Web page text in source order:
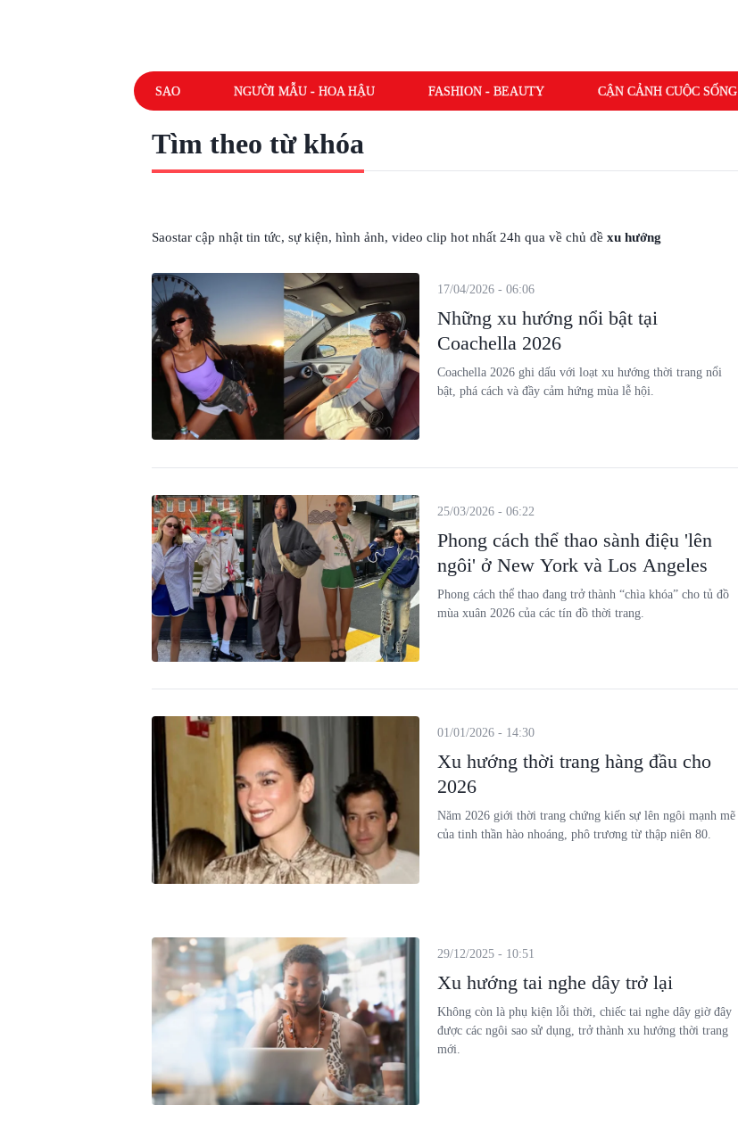
SAO NGƯỜI MẪU - HOA HẬU FASHION - BEAUTY CẬN CẢNH CUỘC SỐNG
Tìm theo từ khóa
Saostar cập nhật tin tức, sự kiện, hình ảnh, video clip hot nhất 24h qua về chủ đề xu hướng
Những xu hướng nổi bật tại
Coachella 2026
17/04/2026 - 06:06
Coachella 2026 ghi dấu với loạt xu hướng thời trang nổi
bật, phá cách và đầy cảm hứng mùa lễ hội.
Phong cách thể thao sành điệu 'lên
ngôi' ở New York và Los Angeles
25/03/2026 - 06:22
Phong cách thể thao đang trở thành “chìa khóa” cho tủ đồ
mùa xuân 2026 của các tín đồ thời trang.
Xu hướng thời trang hàng đầu cho
2026
01/01/2026 - 14:30
Năm 2026 giới thời trang chứng kiến sự lên ngôi mạnh mẽ
của tinh thần hào nhoáng, phô trương từ thập niên 80.
Xu hướng tai nghe dây trở lại
29/12/2025 - 10:51
Không còn là phụ kiện lỗi thời, chiếc tai nghe dây giờ đây
được các ngôi sao sử dụng, trở thành xu hướng thời trang
mới.